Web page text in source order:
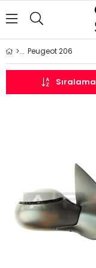
Peugeot 206
Sıralama